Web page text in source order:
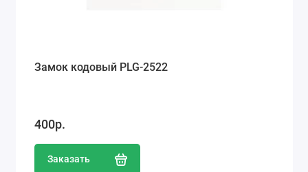
Замок кодовый PLG-2522
400р.
Заказать